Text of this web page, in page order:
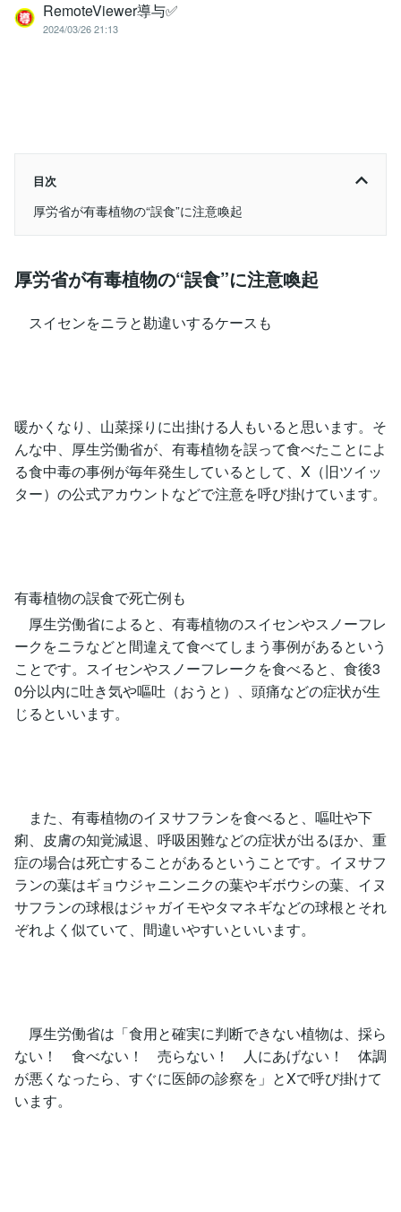
RemoteViewer導与✅
2024/03/26 21:13
目次
厚労省が有毒植物の“誤食”に注意喚起
厚労省が有毒植物の“誤食”に注意喚起
スイセンをニラと勘違いするケースも
暖かくなり、山菜採りに出掛ける人もいると思います。そ
んな中、厚生労働省が、有毒植物を誤って食べたことによ
る食中毒の事例が毎年発生しているとして、X（旧ツイッ
ター）の公式アカウントなどで注意を呼び掛けています。
有毒植物の誤食で死亡例も
厚生労働省によると、有毒植物のスイセンやスノーフレ
ークをニラなどと間違えて食べてしまう事例があるという
ことです。スイセンやスノーフレークを食べると、食後3
0分以内に吐き気や嘔吐（おうと）、頭痛などの症状が生
じるといいます。
また、有毒植物のイヌサフランを食べると、嘔吐や下
痢、皮膚の知覚減退、呼吸困難などの症状が出るほか、重
症の場合は死亡することがあるということです。イヌサフ
ランの葉はギョウジャニンニクの葉やギボウシの葉、イヌ
サフランの球根はジャガイモやタマネギなどの球根とそれ
ぞれよく似ていて、間違いやすいといいます。
厚生労働省は「食用と確実に判断できない植物は、採ら
ない！ 食べない！ 売らない！ 人にあげない！ 体調
が悪くなったら、すぐに医師の診察を」とXで呼び掛けて
います。